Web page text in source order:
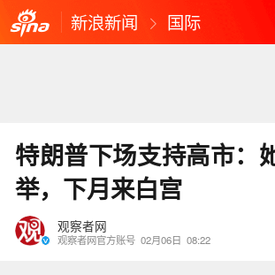
新浪新闻 国际
特朗普下场支持高市：
举，下月来白宫
观察者网
观察者网官方账号 02月06日 08:22